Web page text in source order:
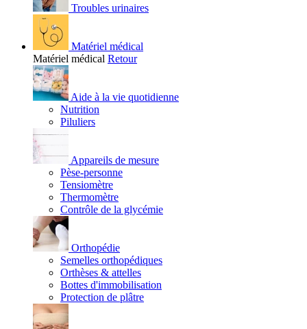
Troubles urinaires
Matériel médical
Matériel médical Retour
Aide à la vie quotidienne
Nutrition
Piluliers
Appareils de mesure
Pèse-personne
Tensiomètre
Thermomètre
Contrôle de la glycémie
Orthopédie
Semelles orthopédiques
Orthèses & attelles
Bottes d'immobilisation
Protection de plâtre